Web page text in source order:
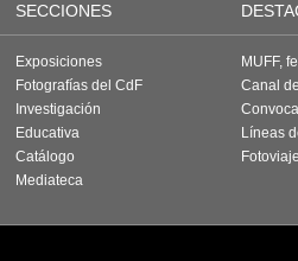
SECCIONES
Exposiciones
Fotografías del CdF
Investigación
Educativa
Catálogo
Mediateca
MUFF,
Canal
Líneas